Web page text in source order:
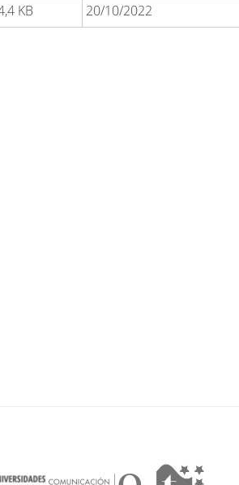
KB 20/10/2022